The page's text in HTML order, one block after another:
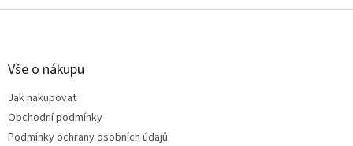
a
v
Z
Vše o nákupu
Jak nakupovat
Obchodní podmínky
Podmínky ochrany osobních údajů